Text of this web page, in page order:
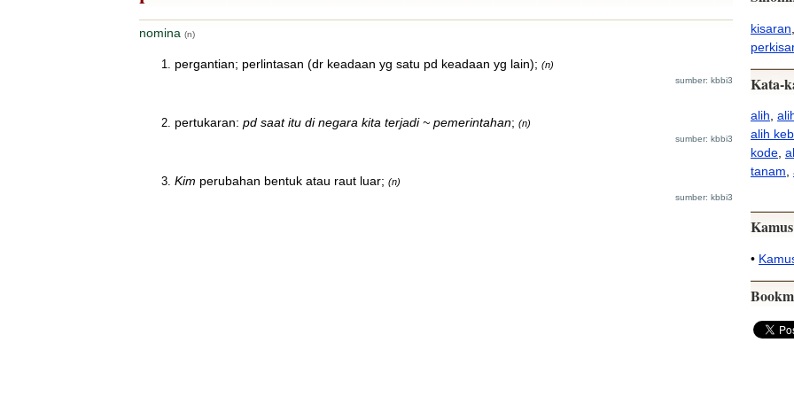
nomina (n)
pergantian; perlintasan (dr keadaan yg satu pd keadaan yg lain); (n)
sumber: kbbi3
pertukaran: pd saat itu di negara kita terjadi ~ pemerintahan; (n)
sumber: kbbi3
Kim perubahan bentuk atau raut luar; (n)
sumber: kbbi3
kisaran
Kata-
alih
alih
kode
tanam
•